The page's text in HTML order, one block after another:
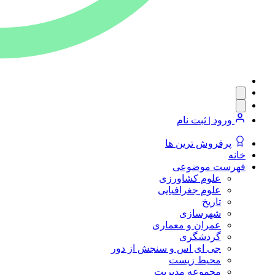
ورود | ثبت نام
پرفروش ترین ها
خانه
فهرست موضوعی
علوم کشاورزی
علوم جغرافیایی
تاریخ
شهرسازی
عمران و معماری
گردشگری
جی ای اس و سنجش از دور
محیط زیست
مجموعه مدیریت